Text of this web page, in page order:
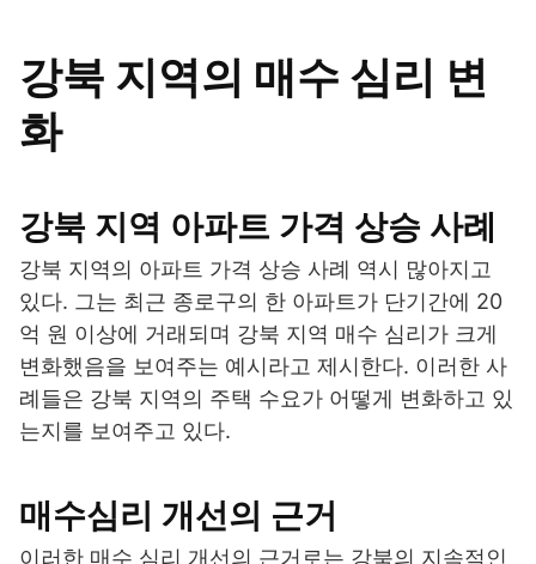
강북 지역의 매수 심리 변
화
강북 지역 아파트 가격 상승 사례
강북 지역의 아파트 가격 상승 사례 역시 많아지고
있다. 그는 최근 종로구의 한 아파트가 단기간에 20
억 원 이상에 거래되며 강북 지역 매수 심리가 크게
변화했음을 보여주는 예시라고 제시한다. 이러한 사
례들은 강북 지역의 주택 수요가 어떻게 변화하고 있
는지를 보여주고 있다.
매수심리 개선의 근거
이러한 매수 심리 개선의 근거로는 강북의 지속적인